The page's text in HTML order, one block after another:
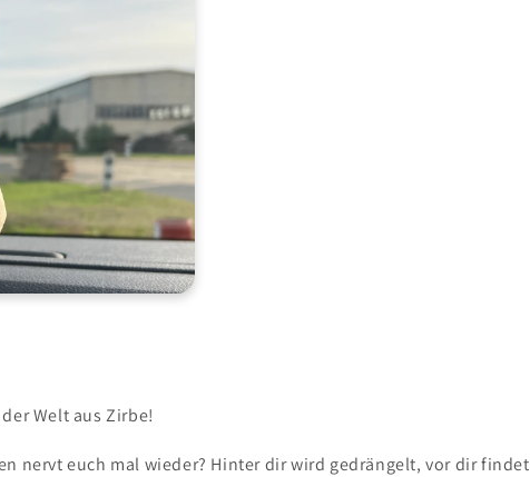
Welt aus Zirbe!
nervt euch mal wieder? Hinter dir wird gedrängelt, vor dir